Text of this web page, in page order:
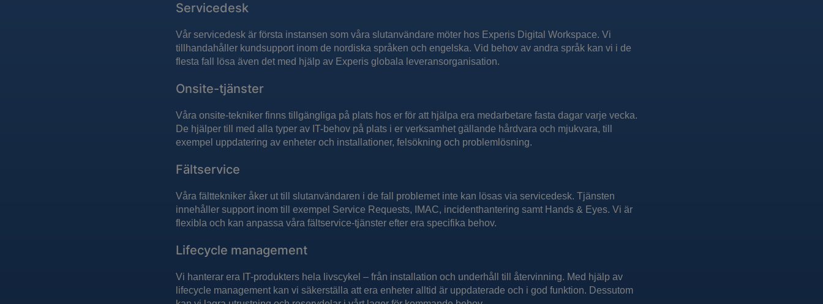
Servicedesk
Vår servicedesk är första instansen som våra slutanvändare möter hos Experis Digital Workspace. Vi
tillhandahåller kundsupport inom de nordiska språken och engelska. Vid behov av andra språk kan vi i de
flesta fall lösa även det med hjälp av Experis globala leveransorganisation.
Onsite-tjänster
Våra onsite-tekniker finns tillgängliga på plats hos er för att hjälpa era medarbetare fasta dagar varje vecka.
De hjälper till med alla typer av IT-behov på plats i er verksamhet gällande hårdvara och mjukvara, till
exempel uppdatering av enheter och installationer, felsökning och problemlösning.
Fältservice
Våra fälttekniker åker ut till slutanvändaren i de fall problemet inte kan lösas via servicedesk. Tjänsten
innehåller support inom till exempel Service Requests, IMAC, incidenthantering samt Hands & Eyes. Vi är
flexibla och kan anpassa våra fältservice-tjänster efter era specifika behov.
Lifecycle management
Vi hanterar era IT-produkters hela livscykel – från installation och underhåll till återvinning. Med hjälp av
lifecycle management kan vi säkerställa att era enheter alltid är uppdaterade och i god funktion. Dessutom